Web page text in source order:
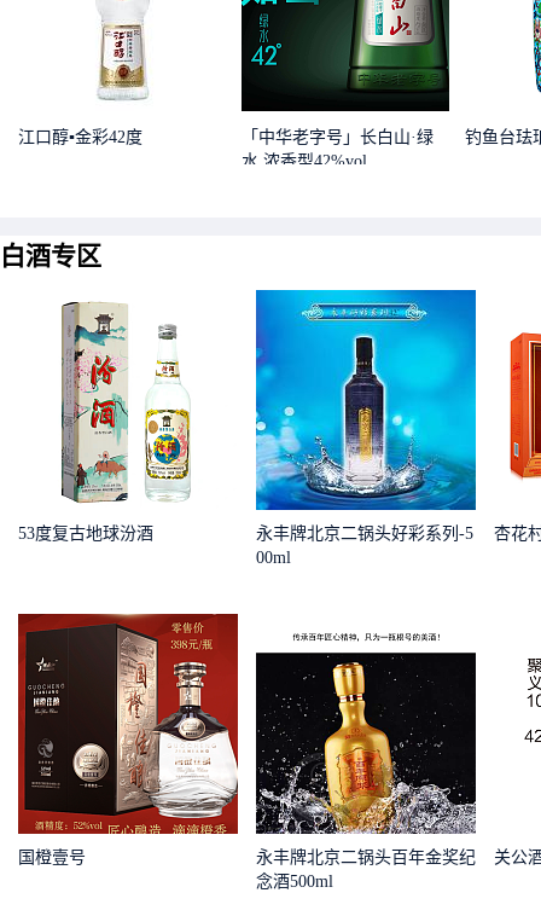
江口醇▪金彩42度
「中华老字号」长白山·绿
水 浓香型42%vol
钓鱼台珐
白酒专区
53度复古地球汾酒
永丰牌北京二锅头好彩系列-5
00ml
杏花
国橙壹号
永丰牌北京二锅头百年金奖纪
念酒500ml
关公